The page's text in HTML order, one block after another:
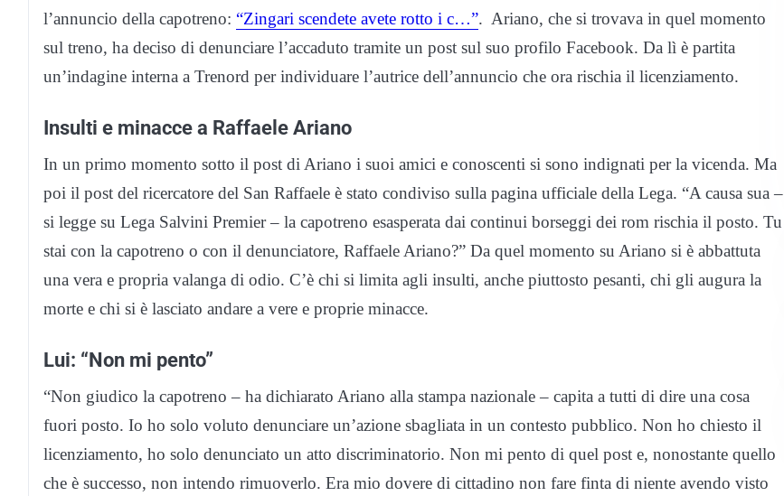
l’annuncio della capotreno: “Zingari scendete avete rotto i c…”. Ariano, che si trovava in quel momento
sul treno, ha deciso di denunciare l’accaduto tramite un post sul suo profilo Facebook. Da lì è partita
un’indagine interna a Trenord per individuare l’autrice dell’annuncio che ora rischia il licenziamento.
Insulti e minacce a Raffaele Ariano
In un primo momento sotto il post di Ariano i suoi amici e conoscenti si sono indignati per la vicenda. Ma
poi il post del ricercatore del San Raffaele è stato condiviso sulla pagina ufficiale della Lega. “A causa sua –
si legge su Lega Salvini Premier – la capotreno esasperata dai continui borseggi dei rom rischia il posto. Tu
stai con la capotreno o con il denunciatore, Raffaele Ariano?” Da quel momento su Ariano si è abbattuta
una vera e propria valanga di odio. C’è chi si limita agli insulti, anche piuttosto pesanti, chi gli augura la
morte e chi si è lasciato andare a vere e proprie minacce.
Lui: “Non mi pento”
“Non giudico la capotreno – ha dichiarato Ariano alla stampa nazionale – capita a tutti di dire una cosa
fuori posto. Io ho solo voluto denunciare un’azione sbagliata in un contesto pubblico. Non ho chiesto il
licenziamento, ho solo denunciato un atto discriminatorio. Non mi pento di quel post e, nonostante quello
che è successo, non intendo rimuoverlo. Era mio dovere di cittadino non fare finta di niente avendo visto